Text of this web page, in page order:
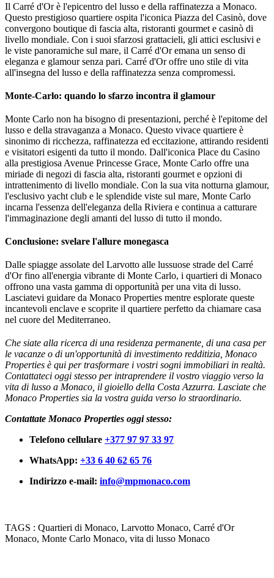
Il Carré d'Or è l'epicentro del lusso e della raffinatezza a Monaco.
Questo prestigioso quartiere ospita l'iconica Piazza del Casinò, dove
convergono boutique di fascia alta, ristoranti gourmet e casinò di
livello mondiale. Con i suoi sfarzosi grattacieli, gli attici esclusivi e
le viste panoramiche sul mare, il Carré d'Or emana un senso di
eleganza e glamour senza pari. Carré d'Or offre uno stile di vita
all'insegna del lusso e della raffinatezza senza compromessi.
Monte-Carlo: quando lo sfarzo incontra il glamour
Monte Carlo non ha bisogno di presentazioni, perché è l'epitome del
lusso e della stravaganza a Monaco. Questo vivace quartiere è
sinonimo di ricchezza, raffinatezza ed eccitazione, attirando residenti
e visitatori esigenti da tutto il mondo. Dall'iconica Place du Casino
alla prestigiosa Avenue Princesse Grace, Monte Carlo offre una
miriade di negozi di fascia alta, ristoranti gourmet e opzioni di
intrattenimento di livello mondiale. Con la sua vita notturna glamour,
l'esclusivo yacht club e le splendide viste sul mare, Monte Carlo
incarna l'essenza dell'eleganza della Riviera e continua a catturare
l'immaginazione degli amanti del lusso di tutto il mondo.
Conclusione: svelare l'allure monegasca
Dalle spiagge assolate del Larvotto alle lussuose strade del Carré
d'Or fino all'energia vibrante di Monte Carlo, i quartieri di Monaco
offrono una vasta gamma di opportunità per una vita di lusso.
Lasciatevi guidare da Monaco Properties mentre esplorate queste
incantevoli enclave e scoprite il quartiere perfetto da chiamare casa
nel cuore del Mediterraneo.
Che siate alla ricerca di una residenza permanente, di una casa per
le vacanze o di un'opportunità di investimento redditizia, Monaco
Properties è qui per trasformare i vostri sogni immobiliari in realtà.
Contattateci oggi stesso per intraprendere il vostro viaggio verso la
vita di lusso a Monaco, il gioiello della Costa Azzurra. Lasciate che
Monaco Properties sia la vostra guida verso lo straordinario.
Contattate Monaco Properties oggi stesso:
Telefono cellulare +377 97 97 33 97
WhatsApp: +33 6 40 62 65 76
Indirizzo e-mail: info@mpmonaco.com
TAGS : Quartieri di Monaco, Larvotto Monaco, Carré d'Or
Monaco, Monte Carlo Monaco, vita di lusso Monaco